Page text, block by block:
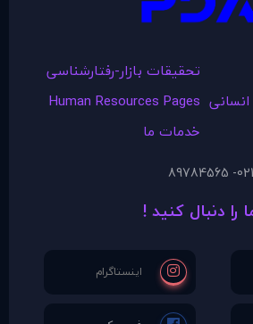
تحقیقات بازار-رفتارشناسی
انسانی Human Resources Pages
خدمات ما
021- 89784565
را دنبال کنید !